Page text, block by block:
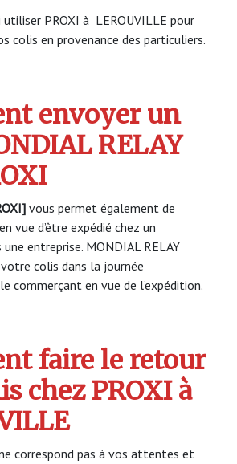
utiliser PROXI à LEROUVILLE pour
colis en provenance des particuliers.
envoyer un
RELAY
vous permet également de
vue d’être expédié chez un
entreprise. MONDIAL RELAY
colis dans la journée
commerçant en vue de l’expédition.
faire le retour
chez PROXI à
correspond pas à vos attentes et